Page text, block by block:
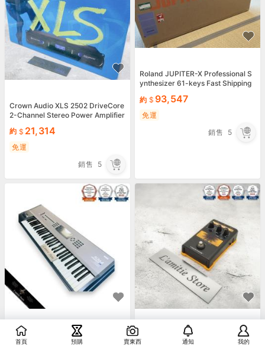
Crown Audio XLS 2502 DriveCore
2-Channel Stereo Power Amplifier
約 21,314
免運
銷售
5
Roland JUPITER-X Professional S
ynthesizer 61-keys Fast Shipping
約 93,547
免運
銷售
5
KORG N364 Music Workstation 61
-Key Keyboard Synthesizer AI Sy
TC-Helicon VoiceTone E1 echo tap
delay pedal Effects Processor VOI
首頁 預購 賣東西 通知 我的